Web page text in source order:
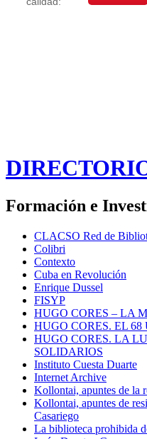
Formación e
CLACSO Red de
Colibri
Contexto
Cuba en Revolución
Enrique Dussel
FISYP
HUGO CORES – LA
HUGO CORES. EL
HUGO CORES. LA
SOLIDARIOS
Instituto Cuesta Duarte
Internet Archive
Kollontai, apuntes de la
Kollontai, apuntes de
Casariego
La biblioteca prohibida